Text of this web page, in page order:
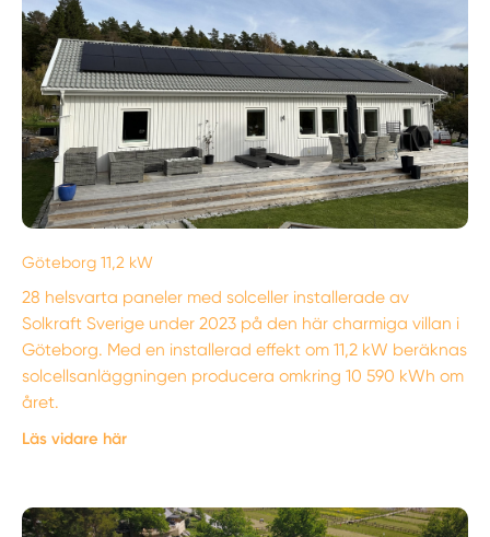
Göteborg 11,2 kW
28 helsvarta paneler med solceller installerade av
Solkraft Sverige under 2023 på den här charmiga villan i
Göteborg. Med en installerad effekt om 11,2 kW beräknas
solcellsanläggningen producera omkring 10 590 kWh om
året.
Läs vidare här